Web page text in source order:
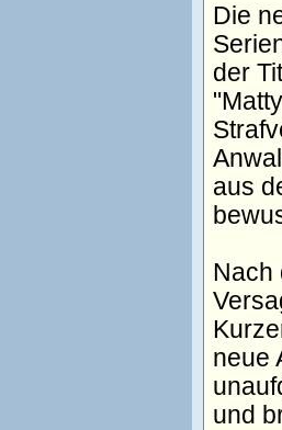
Die
der
aus
Nach
neue
und